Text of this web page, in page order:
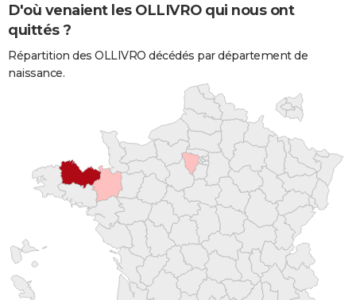
D'où venaient les OLLIVRO qui nous ont
quittés ?
Répartition des OLLIVRO décédés par département de
naissance.